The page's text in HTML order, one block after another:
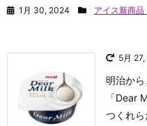
1月 30, 2024 アイス新商品
5月
明治か
「Dear
つくれ